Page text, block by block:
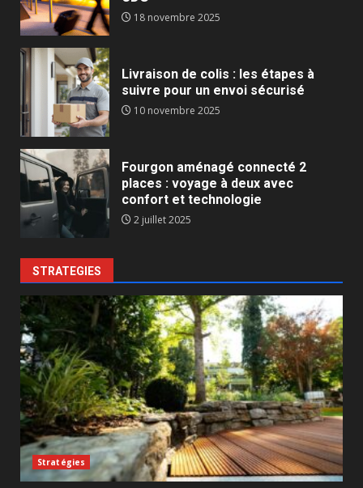
18 novembre 2025
Livraison de colis : les étapes à
suivre pour un envoi sécurisé
10 novembre 2025
Fourgon aménagé connecté 2
places : voyage à deux avec
confort et technologie
2 juillet 2025
STRATEGIES
Stratégies